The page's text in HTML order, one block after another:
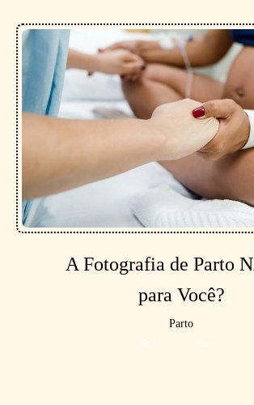
A Fotografia de Parto
para Você?
Parto